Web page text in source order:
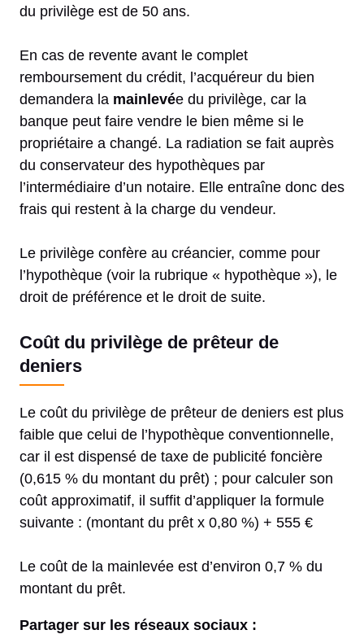
du privilège est de 50 ans.
En cas de revente avant le complet
remboursement du crédit, l’acquéreur du bien
demandera la mainlevée du privilège, car la
banque peut faire vendre le bien même si le
propriétaire a changé. La radiation se fait auprès
du conservateur des hypothèques par
l’intermédiaire d’un notaire. Elle entraîne donc des
frais qui restent à la charge du vendeur.
Le privilège confère au créancier, comme pour
l’hypothèque (voir la rubrique « hypothèque »), le
droit de préférence et le droit de suite.
Coût du privilège de prêteur de
deniers
Le coût du privilège de prêteur de deniers est plus
faible que celui de l’hypothèque conventionnelle,
car il est dispensé de taxe de publicité foncière
(0,615 % du montant du prêt) ; pour calculer son
coût approximatif, il suffit d’appliquer la formule
suivante : (montant du prêt x 0,80 %) + 555 €
Le coût de la mainlevée est d’environ 0,7 % du
montant du prêt.
Partager sur les réseaux sociaux :